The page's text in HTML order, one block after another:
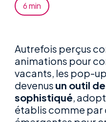
6 min
Autrefois perçus
animations pour
vacants, les pop-
devenus un outil
sophistiqué,
établis comme par